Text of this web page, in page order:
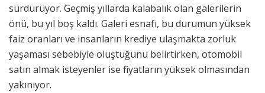
sürdürüyor. Geçmiş yıllarda kalabalık olan galerilerin
önü, bu yıl boş kaldı. Galeri esnafı, bu durumun yüksek
faiz oranları ve insanların krediye ulaşmakta zorluk
yaşaması sebebiyle oluştuğunu belirtirken, otomobil
satın almak isteyenler ise fiyatların yüksek olmasından
yakınıyor.